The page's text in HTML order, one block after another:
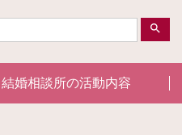
search
結婚相談所の活動内容